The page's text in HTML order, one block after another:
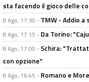
sta facendo il gioco delle
8 Ago, 17:30 - TMW - Addio
8 Ago, 17:15 - Da Torino:
8 Ago, 17:00 - Schira:
con opzione"
8 Ago, 16:45 - Romano e